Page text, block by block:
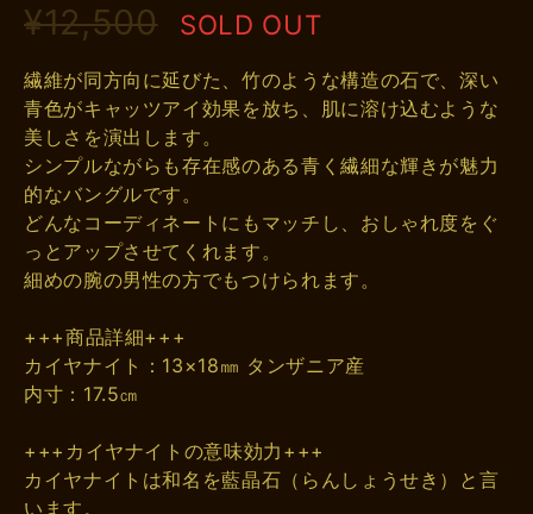
¥12,500 SOLD OUT
繊維が同方向に延びた、竹のような構造の石で、深い
青色がキャッツアイ効果を放ち、肌に溶け込むような
美しさを演出します。
シンプルながらも存在感のある青く繊細な輝きが魅力
的なバングルです。
どんなコーディネートにもマッチし、おしゃれ度をぐ
っとアップさせてくれます。
細めの腕の男性の方でもつけられます。
+++商品詳細+++
カイヤナイト：13×18㎜ タンザニア産
内寸：17.5㎝
+++カイヤナイトの意味効力+++
カイヤナイトは和名を藍晶石（らんしょうせき）と言
います。